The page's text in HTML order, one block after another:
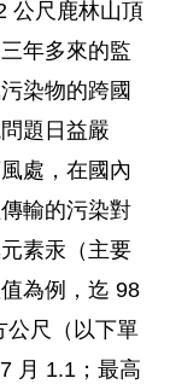
公尺鹿林山頂
年多來的監
染物的跨國
題日益嚴
處，在國內
輸的污染對
素汞（主要
為例，迄 98
公尺（以下單
月 1.1；最高